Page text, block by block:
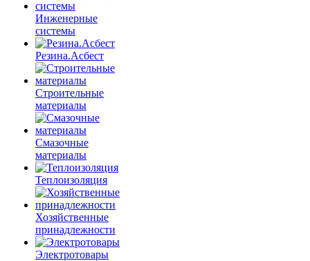
Инженерные
системы
Резина.Асбест
Строительные
материалы
Смазочные
материалы
Теплоизоляция
Хозяйственные
принадлежности
Электротовары